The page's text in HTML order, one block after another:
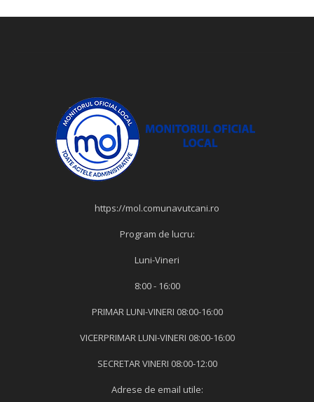
https://mol.comunavutcani.ro
Program de lucru:
Luni-Vineri
8:00 - 16:00
PRIMAR LUNI-VINERI 08:00-16:00
VICERPRIMAR LUNI-VINERI 08:00-16:00
SECRETAR VINERI 08:00-12:00
Adrese de email utile: